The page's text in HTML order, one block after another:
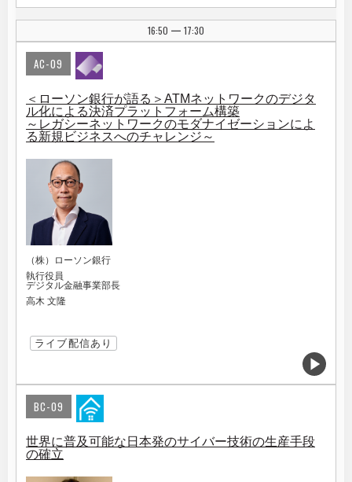
16:50 | 17:30
AC-09
＜ローソン銀行が語る＞ATMネットワークのデジタ
ル化による決済プラットフォーム構築
～レガシーネットワークのモダナイゼーションによ
る新規ビジネスへのチャレンジ～
（株）ローソン銀行
執行役員
デジタル金融事業部長
高木 文隆
ライブ配信あり
BC-09
世界に普及可能な日本発のサイバー技術の生産手段
の確立